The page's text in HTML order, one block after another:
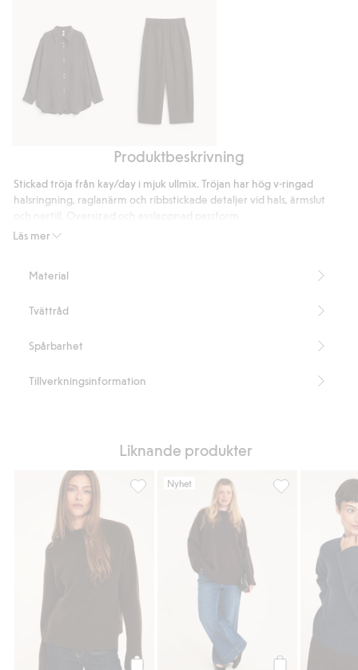
Linnebyxor
Produktbeskrivning
Läs mer
Stickad tröja från kay/day i mjuk ullmix. Tröjan har hög v-ringad
halsringning, raglanärm och ribbstickade detaljer vid hals, ärmslut
Avslappnad passform
Ribbstickade detaljer
Denna produkt innehåller 50% återvunnen polyester
Material
Tvättråd
Spårbarhet
Tillverkningsinformation
Liknande produkter
Stickad tröja, Lägg till i favoriter
Nyhet
Stickad tröja,